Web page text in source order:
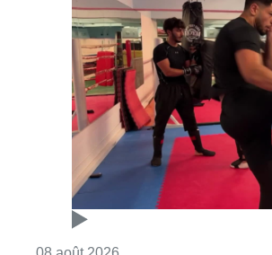
08 août 2026Consulter l'article "Un
Au Moeraske, Bart
recense des insectes
plus rares